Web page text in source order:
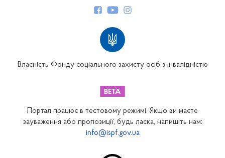
Закарпатське відділення
Запорізьке відділення
Власність Фонду соціального захисту осіб з інвалідністю
Портал працює в тестовому режимі. Якщо ви маєте
зауваження або пропозиції, будь ласка, напишіть нам:
info@ispf.gov.ua